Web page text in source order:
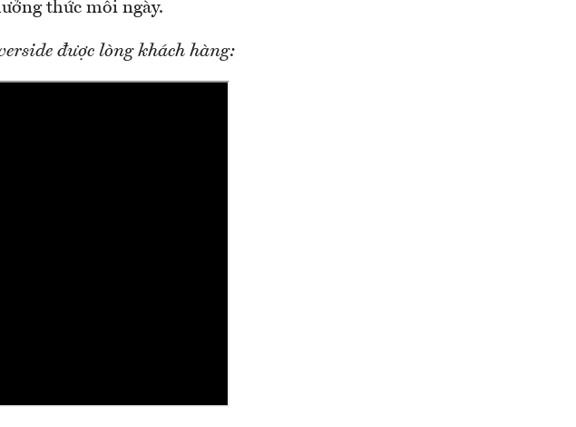
thức mỗi ngày.
được lòng khách hàng: